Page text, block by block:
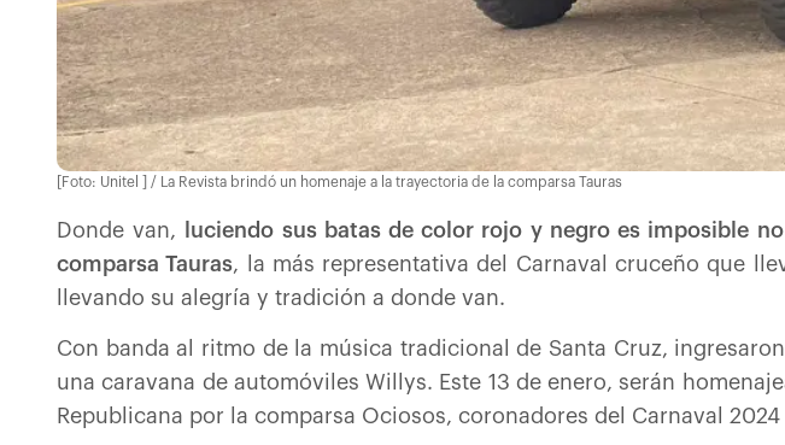
[Foto: Unitel ] / La Revista brindó un homenaje a la trayectoria de la comparsa Tauras
Donde van,
luciendo sus batas de color rojo y negro es imposible
comparsa Tauras, la más representativa del Carnaval cruceño que
llevando su alegría y tradición a donde van.
Con banda al ritmo de la música tradicional de Santa Cruz,
una caravana de automóviles Willys. Este 13 de enero, serán
Republicana por la comparsa Ociosos, coronadores del Carnaval